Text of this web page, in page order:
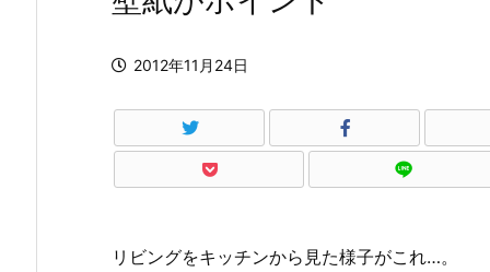
2012年11月24日
リビングをキッチンから見た様子がこれ…。